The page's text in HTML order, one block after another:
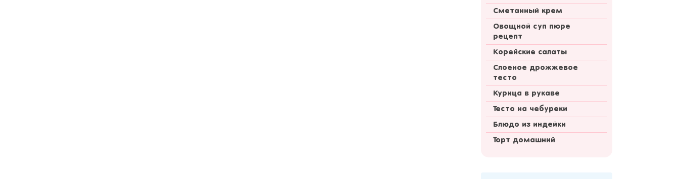
Сметанный крем
Овощной суп пюре
рецепт
Корейские салаты
Слоеное дрожжевое
тесто
Курица в рукаве
Тесто на чебуреки
Блюдо из индейки
Торт домашний